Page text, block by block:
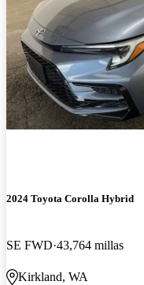
2024 Toyota Corolla Hybrid
SE FWD 43,764 millas
Kirkland, WA